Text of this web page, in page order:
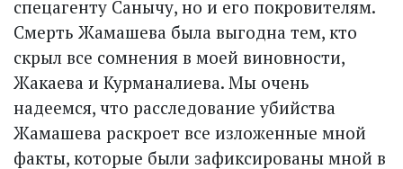
спецагенту Санычу, но и его покровителям.
Смерть Жамашева была выгодна тем, кто
скрыл все сомнения в моей виновности,
Жакаева и Курманалиева. Мы очень
надеемся, что расследование убийства
Жамашева раскроет все изложенные мной
факты, которые были зафиксированы мной в